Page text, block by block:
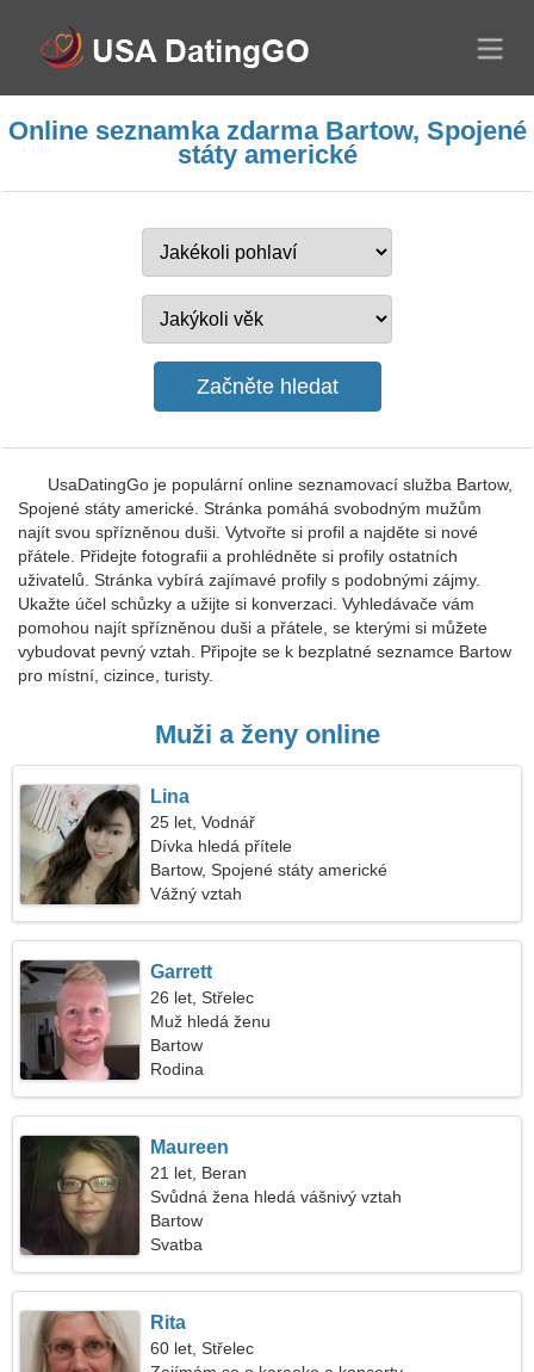
Online seznamka zdarma Bartow, Spojené
státy americké
UsaDatingGo je populární online seznamovací služba Bartow,
Spojené státy americké. Stránka pomáhá svobodným mužům
najít svou spřízněnou duši. Vytvořte si profil a najděte si nové
přátele. Přidejte fotografii a prohlédněte si profily ostatních
uživatelů. Stránka vybírá zajímavé profily s podobnými zájmy.
Ukažte účel schůzky a užijte si konverzaci. Vyhledávače vám
pomohou najít spřízněnou duši a přátele, se kterými si můžete
vybudovat pevný vztah. Připojte se k bezplatné seznamce Bartow
pro místní, cizince, turisty.
Muži a ženy online
Lina
25 let, Vodnář
Dívka hledá přítele
Bartow, Spojené státy americké
Vážný vztah
Garrett
26 let, Střelec
Muž hledá ženu
Bartow
Rodina
Maureen
21 let, Beran
Svůdná žena hledá vášnivý vztah
Bartow
Svatba
Rita
60 let, Střelec